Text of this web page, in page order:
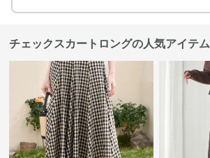
チェックスカートロングの人気アイテム